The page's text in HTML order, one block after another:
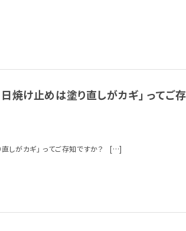
焼け止めは塗り直しがカギ」 ってご
直しがカギ」 ってご存知ですか？ […]